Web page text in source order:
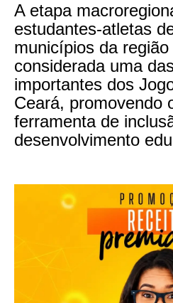
A etapa
estudantes-atletas
municípios da
considerada uma
importantes dos
Ceará, promovendo
ferramenta de
desenvolvimento